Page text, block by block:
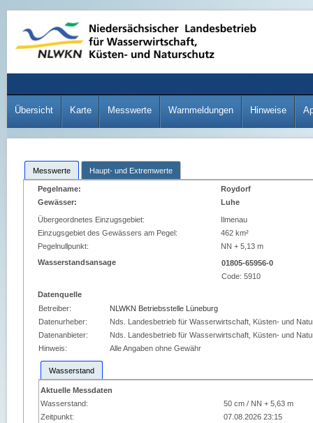
Übersicht Karte Messwerte Warnmeldungen Hinweise
Messwerte Haupt- und Extremwerte
Pegelname:
Roydorf
Gewässer:
Luhe
Übergeordnetes Einzugsgebiet:
Ilmenau
Einzugsgebiet des Gewässers am Pegel:
462 km²
Pegelnullpunkt:
NN + 5,13 m
Wasserstandsansage
01805-65956-0
Code:5910
Datenquelle
Betreiber:
NLWKN Betriebsstelle Lüneburg
Datenurheber:
Nds. Landesbetrieb für Wasserwirtschaft, Küsten- und
Datenanbieter:
Nds. Landesbetrieb für Wasserwirtschaft, Küsten- und
Hinweis:
Alle Angaben ohne Gewähr
Wasserstand
Aktuelle Messdaten
Wasserstand:
50 cm / NN + 5,63 m
Zeitpunkt:
07.08.2026 23:15